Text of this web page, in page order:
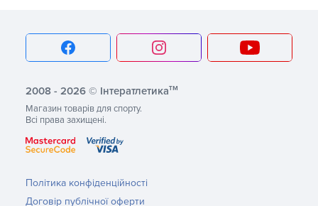
2008 - 2026 © Інтератлетикатм
Магазин товарів для спорту.
Всі права захищені.
Політика конфіденційності
Договір публічної оферти